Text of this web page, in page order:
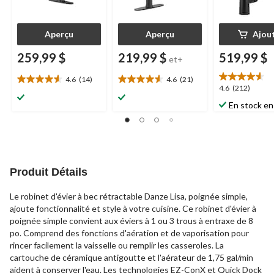
Aperçu
259,99 $
4.6 (14)
4.6
étoile(s)
Aperçu
219,99 $ et+
4.6 (21)
4.6
étoile(s)
5.
519,99 $
4.6 (212)
4.6
étoile(s)
sur
En stock
Produit Détails
Le robinet d'évier à bec rétractable Danze Lisa, poignée simple,
ajoute fonctionnalité et style à votre cuisine. Ce robinet d'évier à
poignée simple convient aux éviers à 1 ou 3 trous à entraxe de 8
po. Comprend des fonctions d'aération et de vaporisation pour
rincer facilement la vaisselle ou remplir les casseroles. La
cartouche de céramique antigoutte et l'aérateur de 1,75 gal/min
aident à conserver l'eau. Les technologies EZ-ConX et Quick Dock